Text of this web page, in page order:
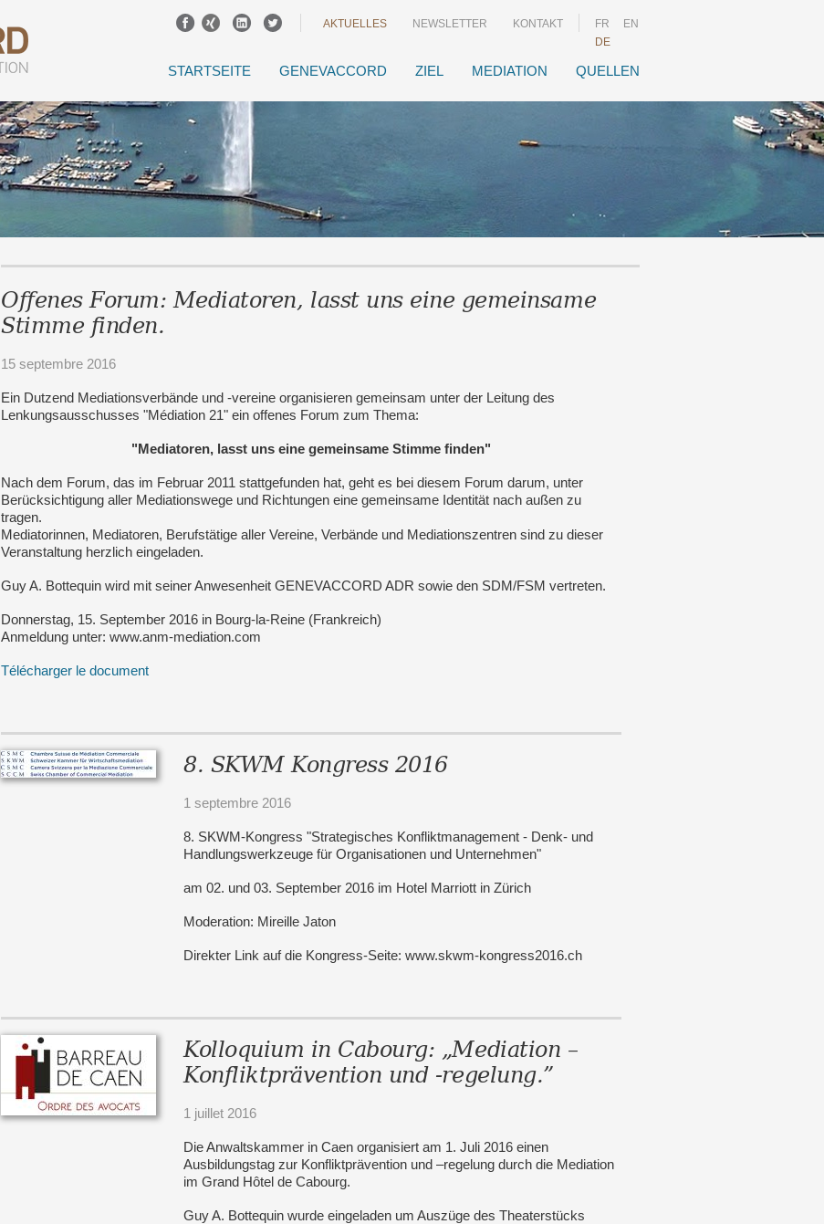
FR
EN
DE
AKTUELLES NEWSLETTER KONTAKT
STARTSEITE GENEVACCORD ZIEL MEDIATION QUELLEN
Offenes Forum: Mediatoren, lasst uns eine gemeinsame
Stimme finden.
15 septembre 2016
Ein Dutzend Mediationsverbände und -vereine organisieren gemeinsam unter der Leitung des
Lenkungsausschusses "Médiation 21" ein offenes Forum zum Thema:
"Mediatoren, lasst uns eine gemeinsame Stimme finden"
Nach dem Forum, das im Februar 2011 stattgefunden hat, geht es bei diesem Forum darum, unter
Berücksichtigung aller Mediationswege und Richtungen eine gemeinsame Identität nach außen zu
tragen.
Mediatorinnen, Mediatoren, Berufstätige aller Vereine, Verbände und Mediationszentren sind zu dieser
Veranstaltung herzlich eingeladen.
Guy A. Bottequin wird mit seiner Anwesenheit GENEVACCORD ADR sowie den SDM/FSM vertreten.
Donnerstag, 15. September 2016 in Bourg-la-Reine (Frankreich)
Anmeldung unter: www.anm-mediation.com
Télécharger le document
8. SKWM Kongress 2016
1 septembre 2016
8. SKWM-Kongress "Strategisches Konfliktmanagement - Denk- und
Handlungswerkzeuge für Organisationen und Unternehmen"
am 02. und 03. September 2016 im Hotel Marriott in Zürich
Moderation: Mireille Jaton
Direkter Link auf die Kongress-Seite: www.skwm-kongress2016.ch
Kolloquium in Cabourg: „Mediation –
Konfliktprävention und -regelung.”
1 juillet 2016
Die Anwaltskammer in Caen organisiert am 1. Juli 2016 einen
Ausbildungstag zur Konfliktprävention und –regelung durch die Mediation
im Grand Hôtel de Cabourg.
Guy A. Bottequin wurde eingeladen um Auszüge des Theaterstücks